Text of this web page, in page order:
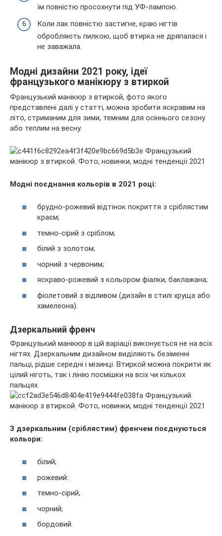
їм повністю просохнути під УФ-лампою.
Коли лак повністю застигне, краю нігтів
обробляють пилкою, щоб втирка не дряпалася і
не заважала.
Модні дизайни 2021 року, ідеї
французького манікюру з втиркой
Французький манікюр з втиркой, фото якого
представлені далі у статті, можна зробити яскравим на
літо, стриманим для зими, темним для осіннього сезону
або теплим на весну.
Модні поєднання кольорів в 2021 році:
брудно-рожевий відтінок покриття з сріблястим
краєм;
темно-сірий з сріблом;
білий з золотом;
чорний з червоним;
яскраво-рожевий з кольором фіалки, баклажана;
фіолетовий з відливом (дизайн в стилі хруща або
хамелеона).
Дзеркальний френч
Французький манікюр в цій варіації виконується не на всіх
нігтях. Дзеркальним дизайном виділяють безіменні
пальці, рідше середні і мізинці. Втиркой можна покрити як
цілий ніготь, так і лінію посмішки на всіх чи кількох
пальцях.
З дзеркальним (сріблястим) френчем поєднуються
кольори:
білий;
рожевий:
темно-сірий;
чорний;
бордовий.